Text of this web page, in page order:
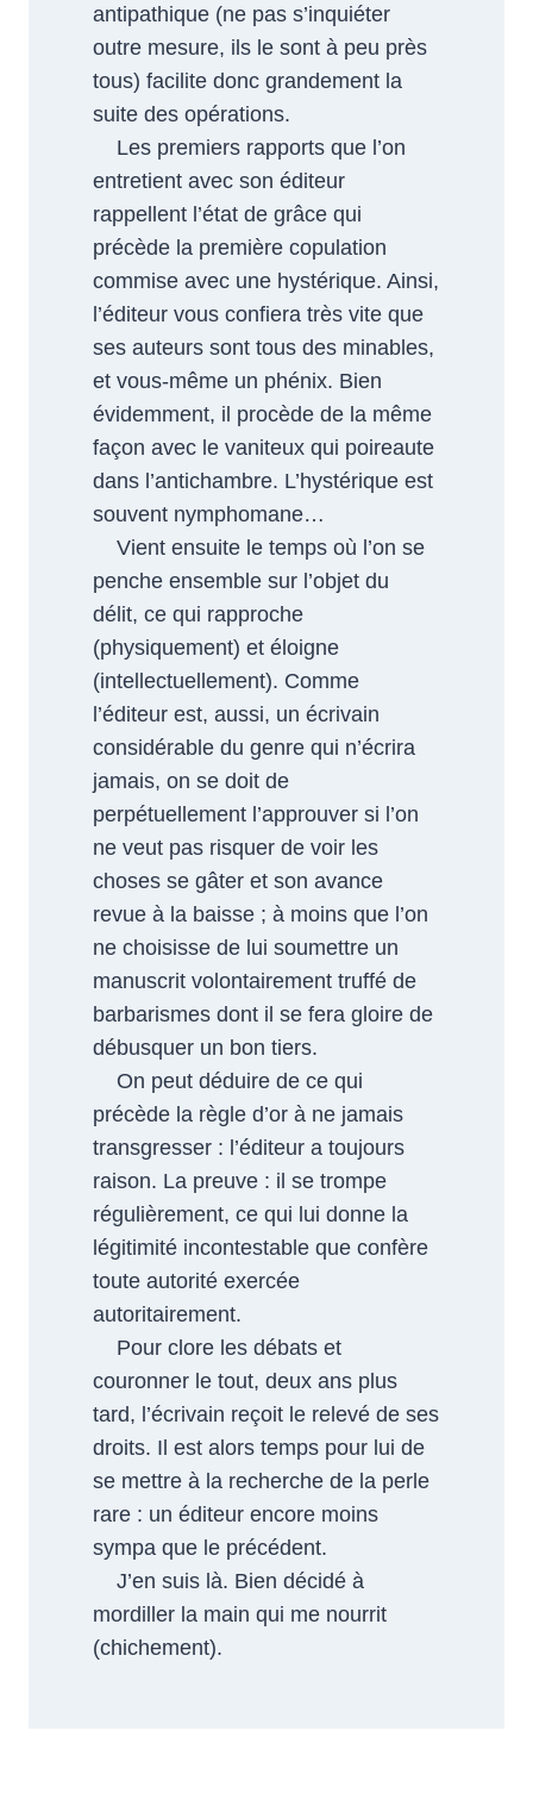
antipathique (ne pas s’inquiéter
outre mesure, ils le sont à peu près
tous) facilite donc grandement la
suite des opérations.
Les premiers rapports que l’on
entretient avec son éditeur
rappellent l’état de grâce qui
précède la première copulation
commise avec une hystérique. Ainsi,
l’éditeur vous confiera très vite que
ses auteurs sont tous des minables,
et vous-même un phénix. Bien
évidemment, il procède de la même
façon avec le vaniteux qui poireaute
dans l’antichambre. L’hystérique est
souvent nymphomane…
Vient ensuite le temps où l’on se
penche ensemble sur l’objet du
délit, ce qui rapproche
(physiquement) et éloigne
(intellectuellement). Comme
l’éditeur est, aussi, un écrivain
considérable du genre qui n’écrira
jamais, on se doit de
perpétuellement l’approuver si l’on
ne veut pas risquer de voir les
choses se gâter et son avance
revue à la baisse ; à moins que l’on
ne choisisse de lui soumettre un
manuscrit volontairement truffé de
barbarismes dont il se fera gloire de
débusquer un bon tiers.
On peut déduire de ce qui
précède la règle d’or à ne jamais
transgresser : l’éditeur a toujours
raison. La preuve : il se trompe
régulièrement, ce qui lui donne la
légitimité incontestable que confère
toute autorité exercée
autoritairement.
Pour clore les débats et
couronner le tout, deux ans plus
tard, l’écrivain reçoit le relevé de ses
droits. Il est alors temps pour lui de
se mettre à la recherche de la perle
rare : un éditeur encore moins
sympa que le précédent.
J’en suis là. Bien décidé à
mordiller la main qui me nourrit
(chichement).